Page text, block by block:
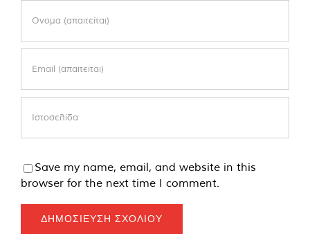
Save my name, email, and website in this
browser for the next time I comment.